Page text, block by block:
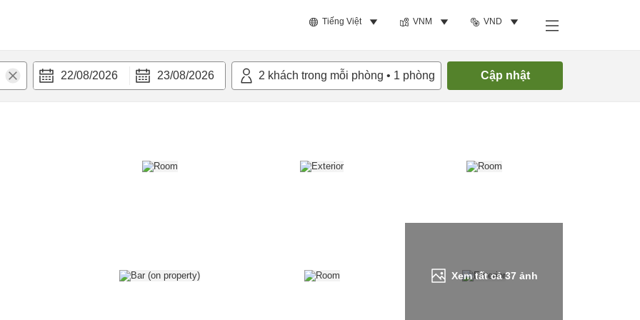
Tiếng Việt VNM VND
22/08/2026 23/08/2026 2 khách trong mỗi phòng • 1 phòng Cập nhật
Xem tất cả37 ảnh
nghi Tìm phòng trống